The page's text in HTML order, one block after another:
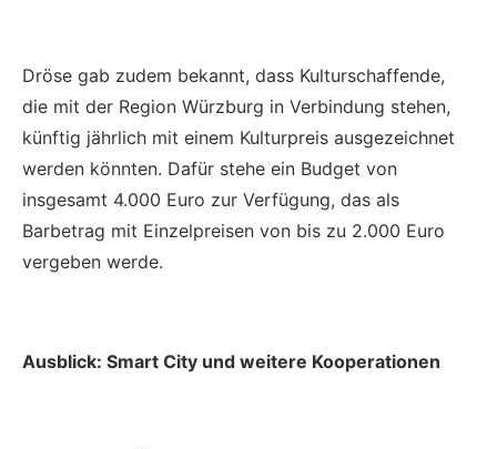
Dröse gab zudem bekannt, dass Kulturschaffende,
die mit der Region Würzburg in Verbindung stehen,
künftig jährlich mit einem Kulturpreis ausgezeichnet
werden könnten. Dafür stehe ein Budget von
insgesamt 4.000 Euro zur Verfügung, das als
Barbetrag mit Einzelpreisen von bis zu 2.000 Euro
vergeben werde.
Ausblick: Smart City und weitere Kooperationen